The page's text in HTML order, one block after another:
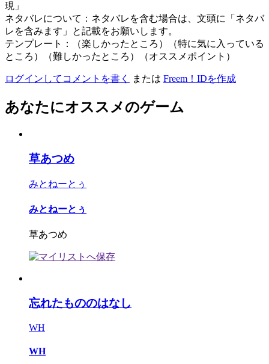
現」
ネタバレについて：ネタバレを含む場合は、文頭に「ネタバ
レを含みます」と記載をお願いします。
テンプレート：（楽しかったところ）（特に気に入っている
ところ）（難しかったところ）（オススメポイント）
ログインしてコメントを書く または Freem！IDを作成
あなたにオススメのゲーム
草あつめ
みとねーとぅ
みとねーとぅ
草あつめ
忘れたもののはなし
WH
WH